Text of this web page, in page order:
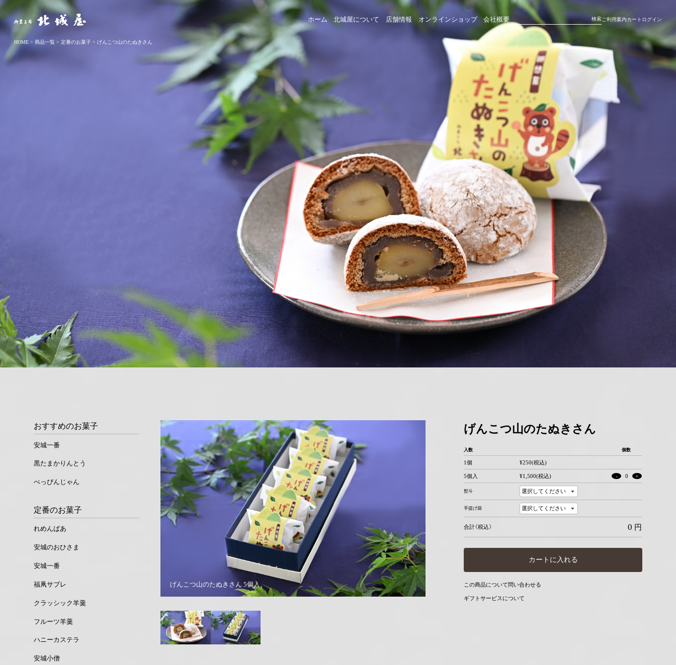
お菓子司 北城屋 ホーム 北城屋について 店舗情報 オンラインショップ 会社概要 検索ご利用案内カート ログイン
HOME> 商品一覧 > 定番のお菓子> げんこつ山のたぬきさん
げんこつ山のたぬきさん バラ げんこつ山のたぬきさん 5個入
げんこつ山のたぬきさん
入数 個数
1個 ¥250(税込)
5個入 ¥1,500(税込) - 0 +
熨斗
手提げ袋
合計（税込） 0 円
カートに入れる
この商品について問い合わせる
ギフトサービスについて
おすすめのお菓子
安城一番
黒たまかりんとう
べっぴんじゃん
定番のお菓子
れめんばあ
安城のおひさま
安城一番
福凧サブレ
クラッシック羊羹
フルーツ羊羹
ハニーカステラ
安城小僧